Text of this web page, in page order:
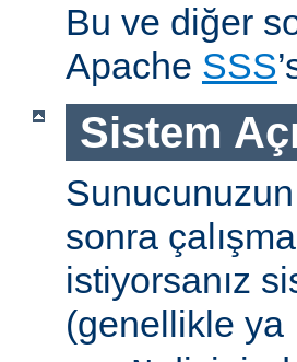
Bu ve diğer
Apache SSS
Sistem
sonra
istiyorsanız
(genellikle ya